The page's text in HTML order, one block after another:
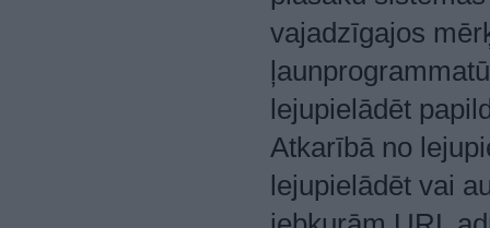
vajadzīgajos
lejupielādēt
Atkarībā no
lejupielādēt vai